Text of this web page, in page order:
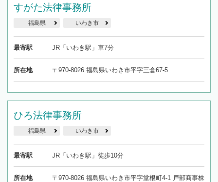
すがた法律事務所
福島県 いわき市
最寄駅 JR「いわき駅」車7分
所在地 〒970-8026 福島県いわき市平字三倉67-5
ひろ法律事務所
福島県 いわき市
最寄駅 JR「いわき駅」徒歩10分
所在地
〒970-8026 福島県いわき市平字堂根町4-1 戸部商事株